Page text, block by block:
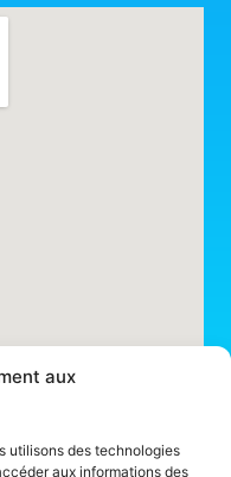
aux
utilisons des technologies
aux informations des